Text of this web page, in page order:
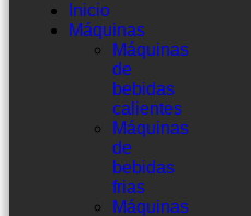
Inicio
Máquinas
Máquinas
de
bebidas
calientes
Máquinas
de
bebidas
frias
Máquinas